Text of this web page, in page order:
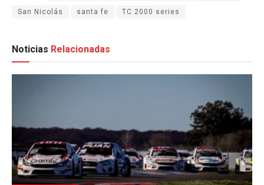
San Nicolás santa fe TC 2000 series
Noticias Relacionadas